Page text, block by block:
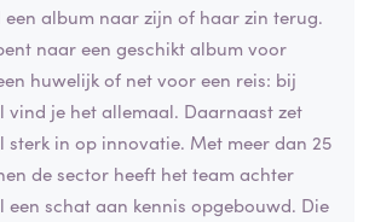
album naar zijn of haar zin terug.
naar een geschikt album voor
huwelijk of net voor een reis: bij
vind je het allemaal. Daarnaast zet
sterk in op innovatie. Met meer dan 25
de sector heeft het team achter
een schat aan kennis opgebouwd. Die